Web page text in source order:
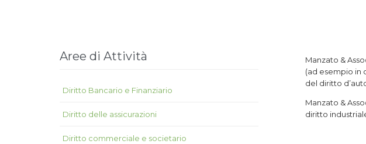
Aree di Attività
Diritto Bancario e Finanziario
Diritto delle assicurazioni
Diritto commerciale e societario
Manzato &
(ad esempio in
del diritto
Manzato &
diritto